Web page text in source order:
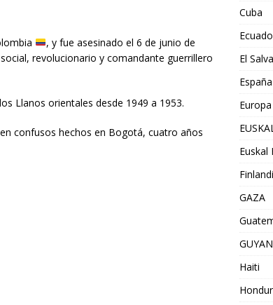
, y fue asesinado el 6 de junio de
revolucionario y comandante guerrillero
Llanos orientales desde 1949 a 1953.
confusos hechos en Bogotá, cuatro años
Cuba
El
España
Europa
Euskal
GAZA
Haiti